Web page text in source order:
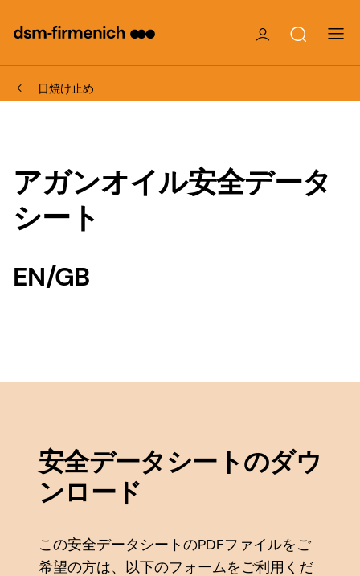
日焼け止め
アガンオイル安全データ
シート
EN/GB
安全データシートのダウ
ンロード
この安全データシートのPDFファイルをご
希望の方は、以下のフォームをご利用くだ